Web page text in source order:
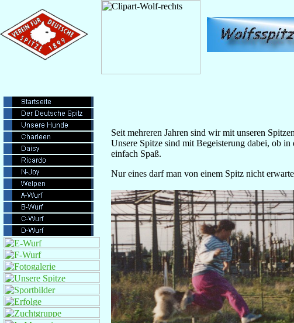
Seit mehreren Jahren sind wir mit unseren
Unsere Spitze sind mit Begeisterung dabei, ob
einfach Spaß.
Nur eines darf man von einem Spitz nicht